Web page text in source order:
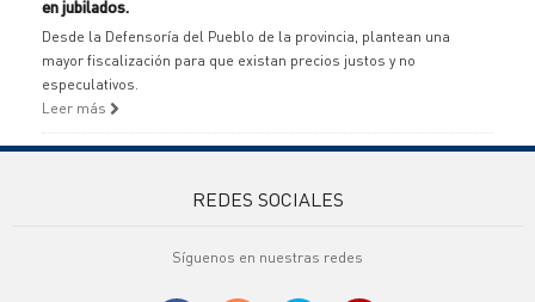
en jubilados.
Desde la Defensoría del Pueblo de la provincia, plantean una
mayor fiscalización para que existan precios justos y no
especulativos.
Leer más
REDES SOCIALES
Síguenos en nuestras redes